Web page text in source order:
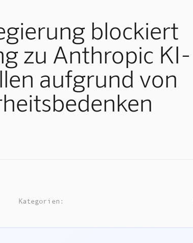
blockiert
zu Anthropic KI-
aufgrund von
Kategorien: